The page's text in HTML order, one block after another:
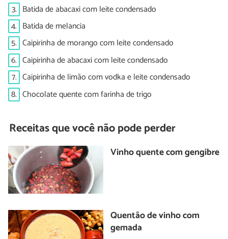
3. Batida de abacaxi com leite condensado
4. Batida de melancia
5. Caipirinha de morango com leite condensado
6. Caipirinha de abacaxi com leite condensado
7. Caipirinha de limão com vodka e leite condensado
8. Chocolate quente com farinha de trigo
Receitas que você não pode perder
Vinho quente com gengibre
Quentão de vinho com
gemada